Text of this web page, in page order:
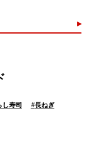
し寿司 #長ねぎ